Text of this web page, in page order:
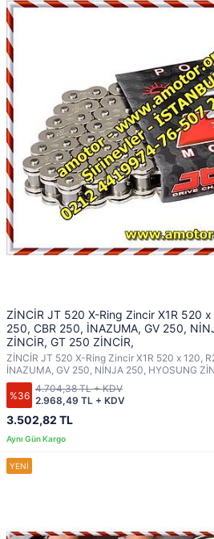
ZİNCİR JT 520 X-Ring Zincir X1R 520
250, CBR 250, İNAZUMA, GV 250,
ZİNCİR, GT 250 ZİNCİR,
ZİNCİR JT 520 X-Ring Zincir X1R 520 x 120,
İNAZUMA, GV 250, NİNJA 250, HYOSUNG
%36
3.502,82 TL
2.968,49 TL + KDV
4.704,38 TL + KDV